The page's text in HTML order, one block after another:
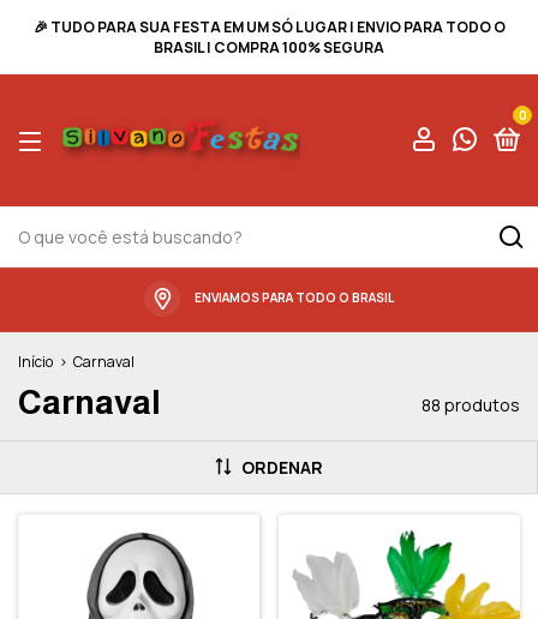
🎉 TUDO PARA SUA FESTA EM UM SÓ LUGAR | ENVIO PARA TODO O
BRASIL | COMPRA 100% SEGURA
0
ENVIAMOS PARA TODO O BRASIL
Início > Carnaval
Carnaval 88 produtos
ORDENAR